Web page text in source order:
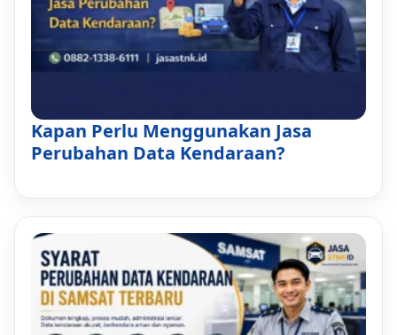
Kapan Perlu Menggunakan Jasa
Perubahan Data Kendaraan?